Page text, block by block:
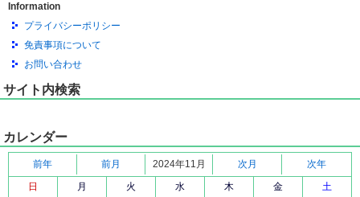
Information
プライバシーポリシー
免責事項について
お問い合わせ
サイト内検索
カレンダー
前年 前月 2024年11月 次月
次年
日
月 火 水 木 金 土